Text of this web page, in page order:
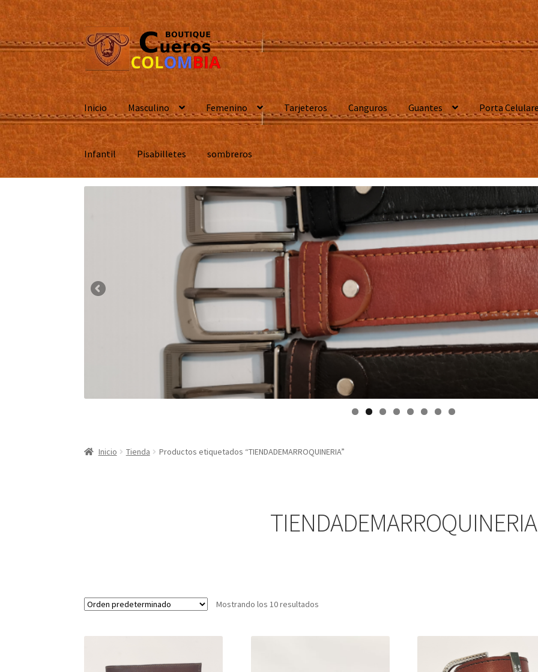
Ir
a
la
navegación
Ir
al
contenido
Inicio Masculino Femenino Tarjeteros Canguros Guantes Porta
Infantil Pisabilletes sombreros
Inicio Tienda Productos etiquetados “TIENDADEMARROQUINERIA”
TIENDADEMARROQUINERIA
Mostrando los 10 resultados